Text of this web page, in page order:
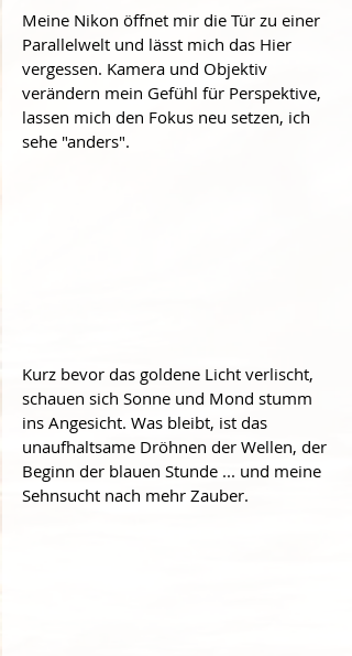
Meine Nikon öffnet mir die Tür zu einer
Parallelwelt und lässt mich das Hier
vergessen. Kamera und Objektiv
verändern mein Gefühl für Perspektive,
lassen mich den Fokus neu setzen, ich
sehe "anders".
Kurz bevor das goldene Licht verlischt,
schauen sich Sonne und Mond stumm
ins Angesicht. Was bleibt, ist das
unaufhaltsame Dröhnen der Wellen, der
Beginn der blauen Stunde ... und meine
Sehnsucht nach mehr Zauber.